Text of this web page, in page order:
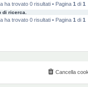
ha trovato 0 risultati • Pagina 1 di 1
di ricerca.
ha trovato 0 risultati • Pagina 1 di 1
Cancella